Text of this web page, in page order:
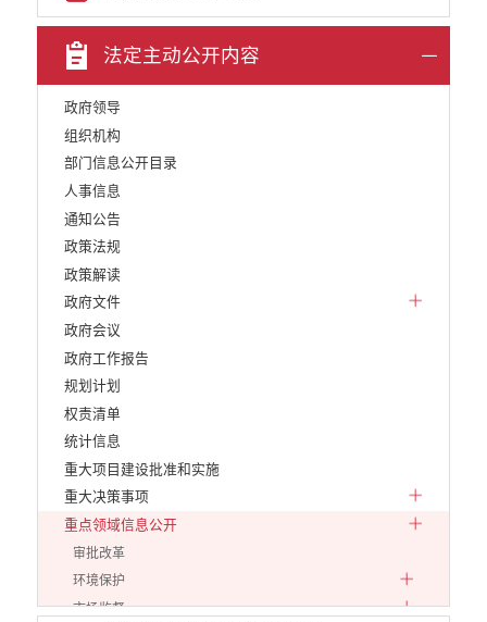
法定主动公开内容
政府领导
组织机构
部门信息公开目录
人事信息
通知公告
政策法规
政策解读
政府文件
政府会议
政府工作报告
规划计划
权责清单
统计信息
重大项目建设批准和实施
重大决策事项
重点领域信息公开
审批改革
环境保护
市场监督